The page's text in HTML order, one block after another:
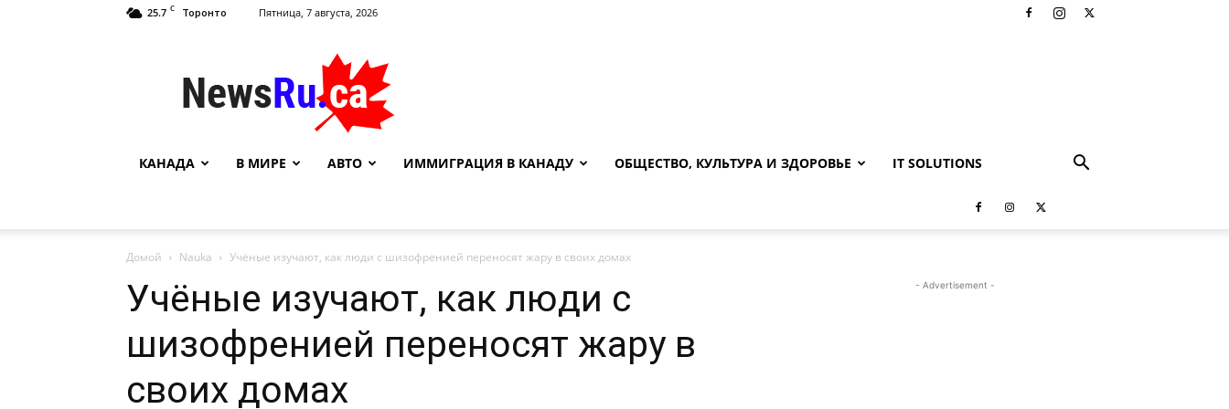
25.7 C Торонто Пятница, 7 августа, 2026
NewsRu.Ca
КАНАДА В МИРЕ АВТО ИММИГРАЦИЯ В КАНАДУ ОБЩЕСТВО, КУЛЬТУРА И ЗДОРОВЬЕ IT SOLUTIONS
Домой Nauka Учёные изучают, как люди с шизофренией переносят жару в своих домах
Учёные изучают, как люди с
шизофренией переносят жару в
своих домах
- Advertisement -